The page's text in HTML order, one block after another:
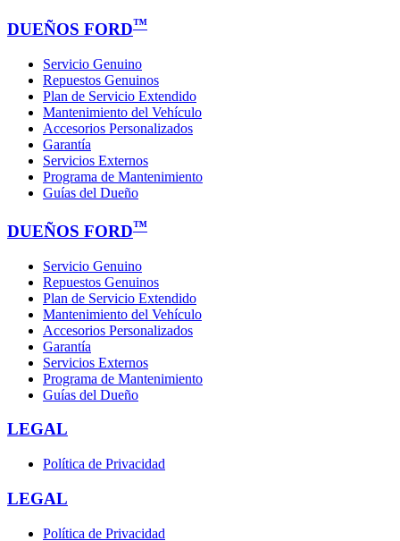
DUEÑOS FORD™
Servicio Genuino
Repuestos Genuinos
Plan de Servicio Extendido
Mantenimiento del Vehículo
Accesorios Personalizados
Garantía
Servicios Externos
Programa de Mantenimiento
Guías del Dueño
DUEÑOS FORD™
Servicio Genuino
Repuestos Genuinos
Plan de Servicio Extendido
Mantenimiento del Vehículo
Accesorios Personalizados
Garantía
Servicios Externos
Programa de Mantenimiento
Guías del Dueño
LEGAL
Política de Privacidad
LEGAL
Política de Privacidad